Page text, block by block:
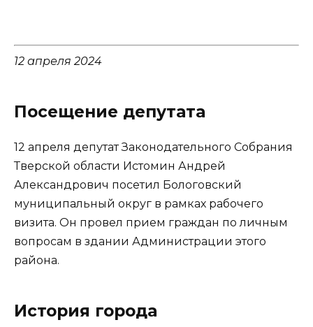
12 апреля 2024
Посещение депутата
12 апреля депутат Законодательного Собрания
Тверской области Истомин Андрей
Александрович посетил Бологовский
муниципальный округ в рамках рабочего
визита. Он провел прием граждан по личным
вопросам в здании Администрации этого
района.
История города